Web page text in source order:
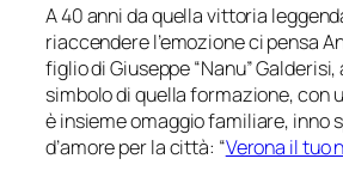
A 40 anni da quella vittoria
riaccendere l’emozione ci pensa
figlio di Giuseppe “Nanu”
simbolo di quella formazione, con
è insieme omaggio familiare, inno
d’amore per la città: “Verona il tuo